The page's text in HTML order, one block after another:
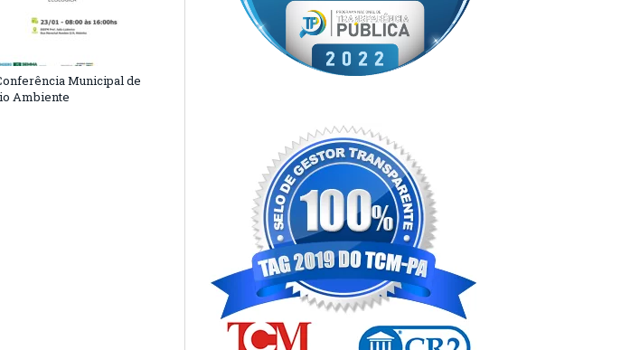
Municipal de
Ambiente